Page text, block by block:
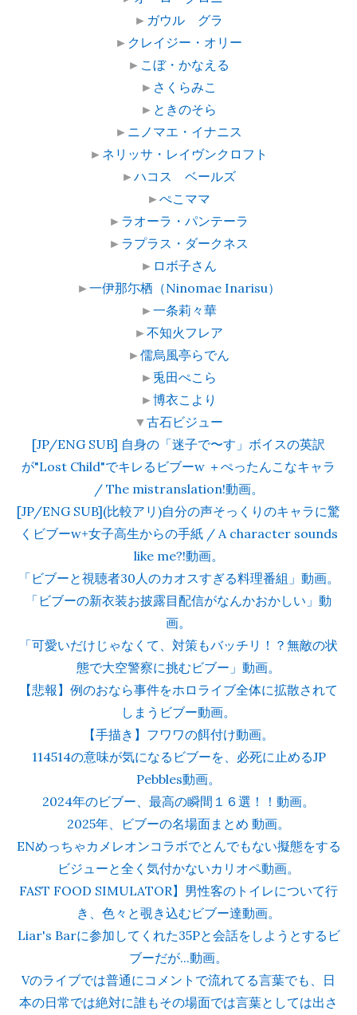
► ガウル グラ
► クレイジー・オリー
► こぼ・かなえる
► さくらみこ
► ときのそら
► ニノマエ・イナニス
► ネリッサ・レイヴンクロフト
►ハコス ベールズ
►ぺこママ
► ラオーラ・パンテーラ
► ラプラス・ダークネス
► ロボ子さん
►一伊那尓栖（Ninomae Inarisu）
►一条莉々華
►不知火フレア
►儒烏風亭らでん
► 兎田ぺこら
►博衣こより
▼古石ビジュー
[JP/ENG SUB] 自身の「迷子で〜す」ボイスの英訳
が"Lost Child"でキレるビブーw ＋ぺったんこなキャラ
/ The mistranslation!動画。
[JP/ENG SUB](比較アリ)自分の声そっくりのキャラに驚
くビブーw+女子高生からの手紙 / A character sounds
like me?!動画。
「ビブーと視聴者30人のカオスすぎる料理番組」動画。
「ビブーの新衣装お披露目配信がなんかおかしい」動
画。
「可愛いだけじゃなくて、対策もバッチリ！？無敵の状
態で大空警察に挑むビブー」動画。
【悲報】例のおなら事件をホロライブ全体に拡散されて
しまうビブー動画。
【手描き】フワワの餌付け動画。
114514の意味が気になるビブーを、必死に止めるJP
Pebbles動画。
2024年のビブー、最高の瞬間１６選！！動画。
2025年、ビブーの名場面まとめ 動画。
ENめっちゃカメレオンコラボでとんでもない擬態をする
ビジューと全く気付かないカリオペ動画。
FAST FOOD SIMULATOR】男性客のトイレについて行
き、色々と覗き込むビブー達動画。
Liar's Barに参加してくれた35Pと会話をしようとするビ
ブーだが...動画。
Vのライブでは普通にコメントで流れてる言葉でも、日
本の日常では絶対に誰もその場面では言葉としては出さ